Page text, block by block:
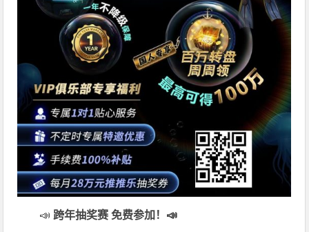
📣 跨年抽奖赛 免费参加 ！📣